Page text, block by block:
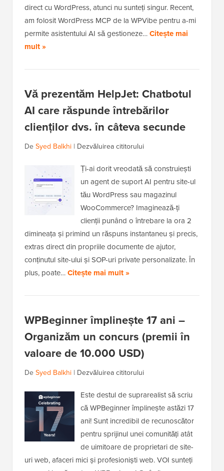
direct cu WordPress, atunci nu sunteți singur. Recent,
am folosit WordPress MCP de la WPVibe pentru a-mi
permite asistentului AI să gestioneze…Citește mai
mult »
Vă prezentăm HelpJet: Chatbotul
AI care răspunde întrebărilor
clienților dvs. în câteva secunde
DeSyed Balkhi | Dezvăluirea cititorului
Ți-ai dorit vreodată să construiești
un agent de suport AI pentru site-ul
tău WordPress sau magazinul
WooCommerce? Imaginează-ți
clienții punând o întrebare la ora 2
dimineața și primind un răspuns instantaneu și precis,
extras direct din propriile documente de ajutor,
conținutul site-ului și SOP-uri private personalizate. În
plus, poate…Citește mai mult »
WPBeginner împlinește 17 ani –
Organizăm un concurs (premii în
valoare de 10.000 USD)
DeSyed Balkhi | Dezvăluirea cititorului
Este destul de suprarealist să scriu
că WPBeginner împlinește astăzi 17
ani! Sunt incredibil de recunoscător
pentru sprijinul unei comunități atât
de uimitoare de proprietari de site-
uri web, afaceri mici și profesioniști web. VOI sunteți